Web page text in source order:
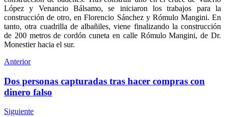
López y Venancio Bálsamo, se iniciaron los trabajos para la
construcción de otro, en Florencio Sánchez y Rómulo Mangini. En
tanto, otra cuadrilla de albañiles, viene finalizando la construcción
de 200 metros de cordón cuneta en calle Rómulo Mangini, de Dr.
Monestier hacia el sur.
Anterior
Dos personas capturadas tras hacer compras con
dinero falso
Siguiente